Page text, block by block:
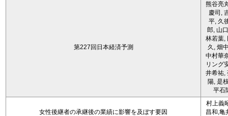
第227回日本経済予測
熊谷亮
慶司,
平, 久
郎, 山
林若葉,
久, 畑
中村華
リング
井希祐,
陽, 是
平石
女性後継者の承継後の業績に影響を及ぼす要因
村上義
昌和,亀